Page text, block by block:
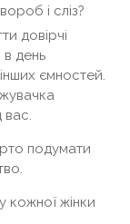
і сліз?
довірчі
в день
ємностей.
вас.
подумати
кожної жінки